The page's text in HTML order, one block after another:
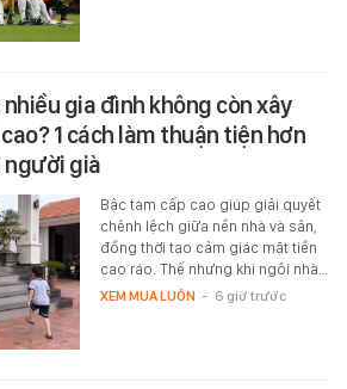
gia đình không còn xây
1 cách làm thuận tiện hơn
người già
Bậc tam cấp cao giúp giải quyết
chênh lệch giữa nền nhà và sân,
đồng thời tạo cảm giác mặt tiền
cao ráo. Thế nhưng khi ngôi nhà…
XEM MUA LUÔN - 6 giờ trước